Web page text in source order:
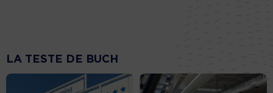
LA TESTE DE BUCH